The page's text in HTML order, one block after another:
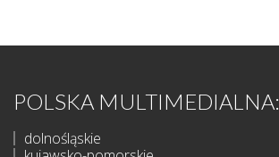
POLSKA MULTIMEDIALNA:
dolnośląskie